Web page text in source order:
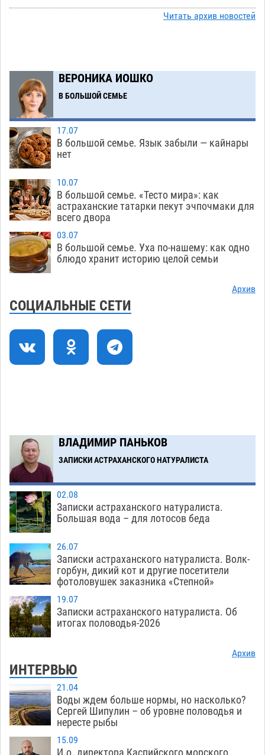
на новой серебряной монете Банка России
в музее Пушкина в Москве
06.08 249
13:50
Мэрия Астрахани переводит городские
зеленые зоны на автоматический полив
13:13
Скончался второй ребенок после пожара в
Астрахани
12:49
Астраханские гандболисты с крупной победы
стартовали на Всероссийской Спартакиаде
12:16
В астраханском селе невестка изрешетила
машину свекрови
06.08
нелегалов прямым рейсом из Шереметьево
11:08 Как астраханцы назвали своих детей в июле
Загрузить еще
Читать архив новостей
ВЕРОНИКА ИОШКО
В БОЛЬШОЙ СЕМЬЕ
17.07
В большой семье. Язык забыли — кайнары
нет
10.07
В большой семье. «Тесто мира»: как
астраханские татарки пекут эчпочмаки для
всего двора
03.07
В большой семье. Уха по-нашему: как одно
блюдо хранит историю целой семьи
Архив
СОЦИАЛЬНЫЕ СЕТИ
ВЛАДИМИР ПАНЬКОВ
ЗАПИСКИ АСТРАХАНСКОГО НАТУРАЛИСТА
02.08
Записки астраханского натуралиста.
Большая вода – для лотосов беда
26.07
Записки астраханского натуралиста. Волк-
горбун, дикий кот и другие посетители
фотоловушек заказника «Степной»
19.07
Записки астраханского натуралиста. Об
итогах половодья-2026
Архив
ИНТЕРВЬЮ
21.04
Воды ждем больше нормы, но насколько?
Сергей Шипулин – об уровне половодья и
нересте рыбы
15.09